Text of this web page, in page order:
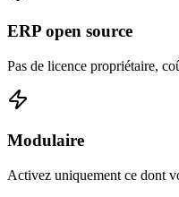
ERP open source
Pas de licence propriétaire,
Modulaire
Activez uniquement ce dont